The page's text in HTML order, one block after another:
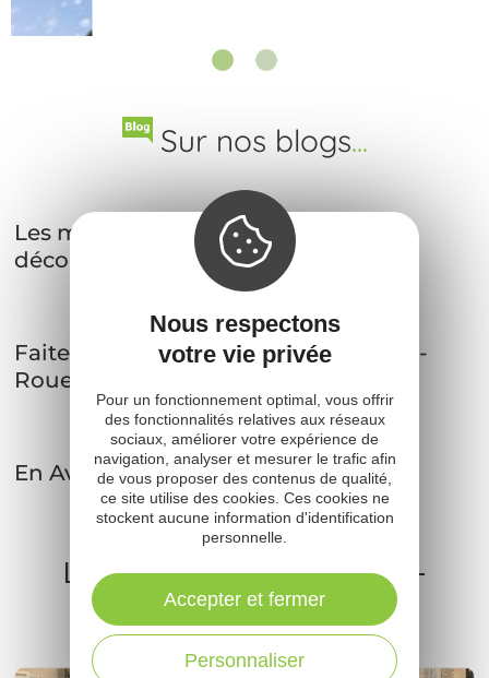
Tous les marchés de l’Aveyron
1 2
Sur nos blogs...
Les marchés : une autre façon de
découvrir l’Aveyron
Nous respectons
votre vie privée
Pour un fonctionnement optimal, vous offrir
des fonctionnalités relatives aux réseaux
sociaux, améliorer votre expérience de
navigation, analyser et mesurer le trafic afin
de vous proposer des contenus de qualité,
ce site utilise des cookies. Ces cookies ne
stockent aucune information d'identification
personnelle.
Personnaliser
Accepter et fermer